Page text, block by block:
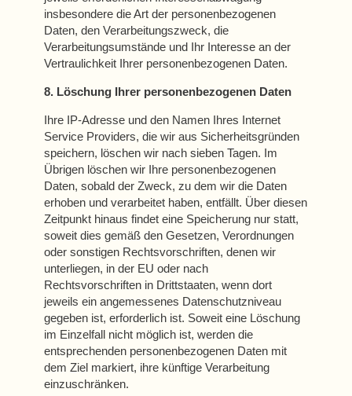
insbesondere die Art der personenbezogenen
Daten, den Verarbeitungszweck, die
Verarbeitungsumstände und Ihr Interesse an der
Vertraulichkeit Ihrer personenbezogenen Daten.
8. Löschung Ihrer personenbezogenen Daten
Ihre IP-Adresse und den Namen Ihres Internet
Service Providers, die wir aus Sicherheitsgründen
speichern, löschen wir nach sieben Tagen. Im
Übrigen löschen wir Ihre personenbezogenen
Daten, sobald der Zweck, zu dem wir die Daten
erhoben und verarbeitet haben, entfällt. Über diesen
Zeitpunkt hinaus findet eine Speicherung nur statt,
soweit dies gemäß den Gesetzen, Verordnungen
oder sonstigen Rechtsvorschriften, denen wir
unterliegen, in der EU oder nach
Rechtsvorschriften in Drittstaaten, wenn dort
jeweils ein angemessenes Datenschutzniveau
gegeben ist, erforderlich ist. Soweit eine Löschung
im Einzelfall nicht möglich ist, werden die
entsprechenden personenbezogenen Daten mit
dem Ziel markiert, ihre künftige Verarbeitung
einzuschränken.